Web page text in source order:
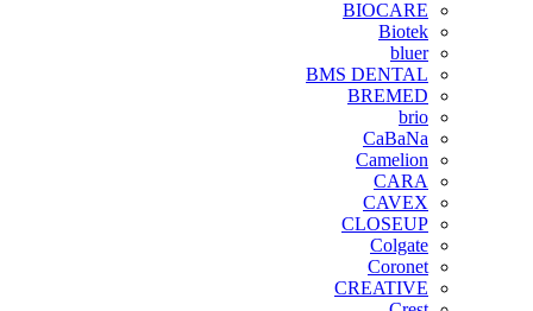
BIOCARE
Biotek
bluer
BMS DENTAL
BREMED
brio
CaBaNa
Camelion
CARA
CAVEX
CLOSEUP
Colgate
Coronet
CREATIVE